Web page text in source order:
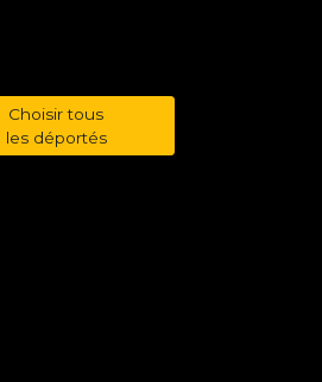
Choisir tous
les déportés